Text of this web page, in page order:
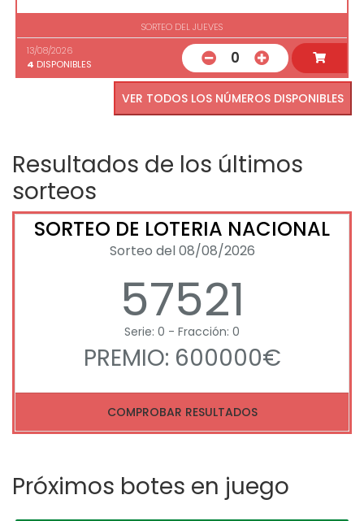
SORTEO DEL JUEVES
13/08/2026
4 DISPONIBLES 0
VER TODOS LOS NÚMEROS DISPONIBLES
Resultados de los últimos
sorteos
SORTEO DE LOTERIA NACIONAL
Sorteo del 08/08/2026
57521
Serie: 0 - Fracción: 0
PREMIO: 600000€
COMPROBAR RESULTADOS
Próximos botes en juego